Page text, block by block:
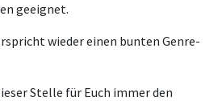
geeignet.
wieder einen bunten Genre-
Stelle für Euch immer den